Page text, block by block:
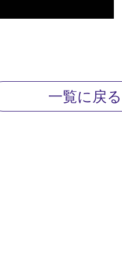
一覧に戻る